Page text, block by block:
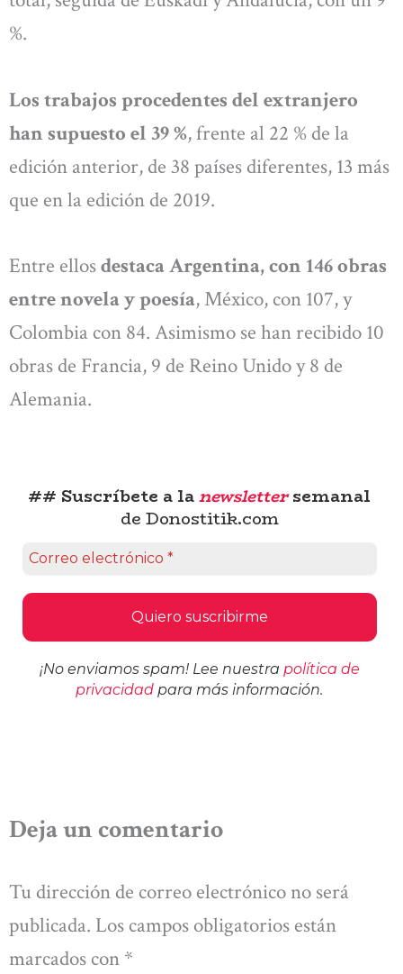
%.
Los trabajos procedentes del extranjero
han supuesto el 39 %, frente al 22 % de la
edición anterior, de 38 países diferentes, 13 más
que en la edición de 2019.
Entre ellosdestaca Argentina, con 146 obras
entre novela y poesía, México, con 107, y
Colombia con 84. Asimismo se han recibido 10
obras de Francia, 9 de Reino Unido y 8 de
Alemania.
## Suscríbete a lanewslettersemanal
de Donostitik.com
¡No enviamos spam! Lee nuestra política de
privacidad para más información.
Deja un comentario
Tu dirección de correo electrónico no será
publicada. Los campos obligatorios están
marcados con *